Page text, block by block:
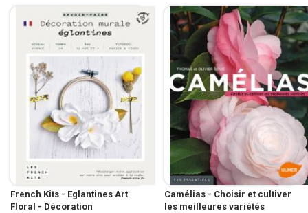
French Kits - Eglantines Art
Floral - Décoration
Camélias - Choisir et cultiver
les meilleures variétés